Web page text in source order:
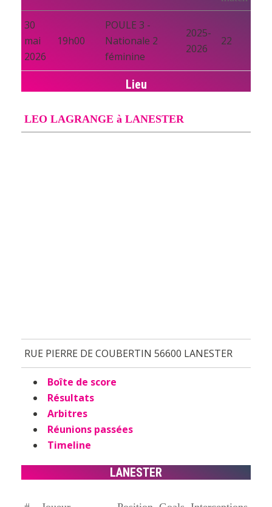
30
mai
2026
19h00
POULE 3 -
Nationale 2
féminine
2025-
2026
22
Lieu
LEO LAGRANGE à LANESTER
RUE PIERRE DE COUBERTIN 56600 LANESTER
Boîte de score
Résultats
Arbitres
Réunions passées
Timeline
LANESTER